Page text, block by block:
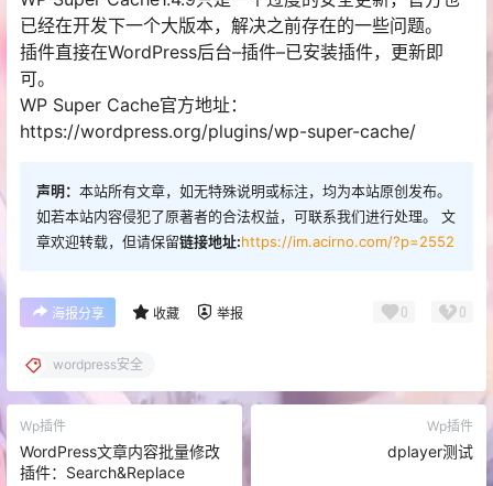
已经在开发下一个大版本，解决之前存在的一些问题。
插件直接在WordPress后台–插件–已安装插件，更新即
可。
WP Super Cache官方地址：
https://wordpress.org/plugins/wp-super-cache/
声明： 本站所有文章，如无特殊说明或标注，均为本站原创发布。
如若本站内容侵犯了原著者的合法权益，可联系我们进行处理。 文
章欢迎转载，但请保留链接地址:https://im.acirno.com/?p=2552
海报分享 收藏 举报 0 0
wordpress安全
Wp插件
WordPress文章内容批量修改
插件：Search&Replace
Wp插件
dplayer测试